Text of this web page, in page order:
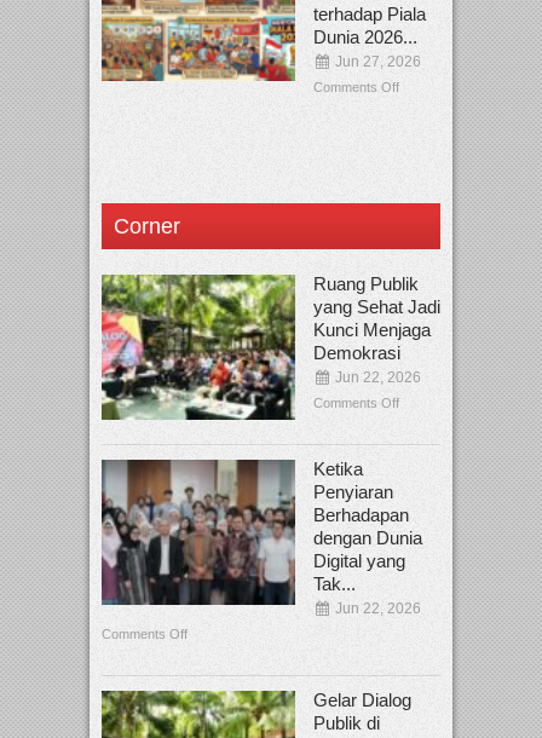
terhadap Piala
Dunia 2026...
Jun 27, 2026
Comments Off
Corner
Ruang Publik
yang Sehat Jadi
Kunci Menjaga
Demokrasi
Jun 22, 2026
Comments Off
Ketika
Penyiaran
Berhadapan
dengan Dunia
Digital yang
Tak...
Jun 22, 2026
Comments Off
Gelar Dialog
Publik di